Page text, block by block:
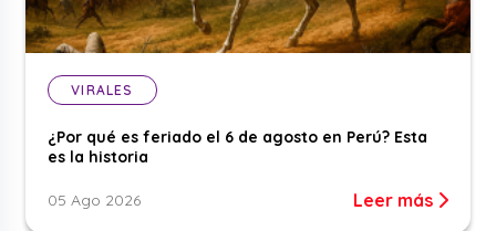
VIRALES
¿Por qué es feriado el 6 de agosto en Perú? Esta
es la historia
05 Ago 2026 Leer más